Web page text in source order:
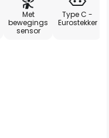
Met
bewegings
sensor
Type C -
Eurostekker